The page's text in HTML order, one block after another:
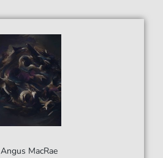
Angus MacRae